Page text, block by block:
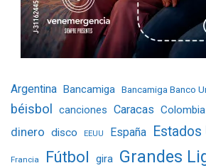
Argentina Bancamiga Bancamiga Banco
béisbol canciones Caracas Colombia
dinero disco EEUU España Estados
Francia Fútbol gira Grandes